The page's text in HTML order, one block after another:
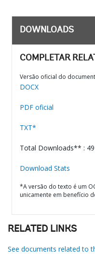
DOWNLOADS
COMPLETAR
Versão oficial do
DOCX
PDF oficial
TXT*
Total Downloads** :
Download Stats
*A versão do texto é um
unicamente em benefício
RELATED LINKS
See documents related to